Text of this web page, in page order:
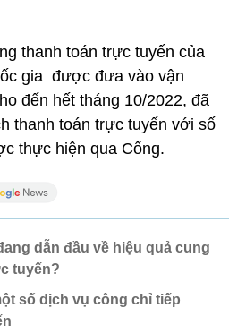
thanh toán trực tuyến của
gia được đưa vào vận
đến hết tháng 10/2022, đã
thanh toán trực tuyến với số
thực hiện qua Cổng.
dẫn đầu về hiệu quả cung
tuyến?
số dịch vụ công chỉ tiếp